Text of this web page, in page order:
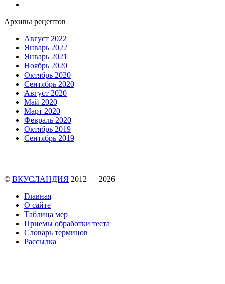
Архивы рецептов
Август 2022
Январь 2022
Январь 2021
Ноябрь 2020
Октябрь 2020
Сентябрь 2020
Август 2020
Май 2020
Март 2020
Февраль 2020
Октябрь 2019
Сентябрь 2019
© ВКУСЛАНДИЯ 2012 — 2026
Главная
О сайте
Таблица мер
Приемы обработки теста
Словарь терминов
Рассылка